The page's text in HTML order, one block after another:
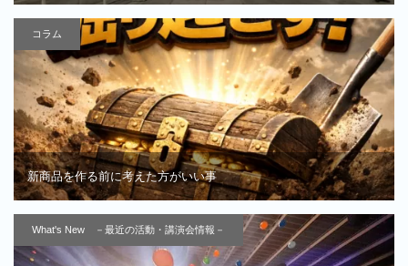
コラム
新商品を作る前に考えた方がいい事
What's New －最近の活動・講演会情報－